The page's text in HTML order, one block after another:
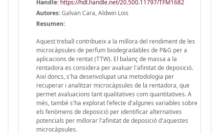
Handle: https://hdl.handle.net/20.500.11797/TFM1682
Autores:Galvan Cara, Aldwin Lois
Resumen:
Aquest treball contribueix a la millora del rendiment de les
microcàpsules de perfum biodegradables de P&G per a
aplicacions de rentat (TTW). El balanç de massa a la
rentadora es considera per avaluar l'afinitat de deposició.
Així doncs, s'ha desenvolupat una metodologia per
recuperar i analitzar microcàpsules de la rentadora, que
permet avaluacions tant qualitatives com quantitatives. A
més, també s'ha explorat l'efecte d'algunes variables sobre
els fenòmens de deposició per identificar alternatives
potencials per millorar l'afinitat de deposició d'aquestes
microcàpsules.